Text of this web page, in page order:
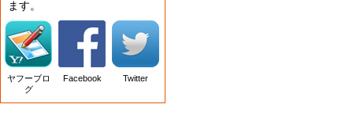
ます。
ヤフーブロ
グ
Facebook Twitter